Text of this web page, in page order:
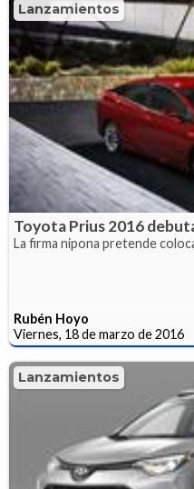
Lanzamientos
Toyota Prius 2016
La firma nipona pretende
Rubén Hoyo
Viernes, 18 de marzo de 2016
Lanzamientos